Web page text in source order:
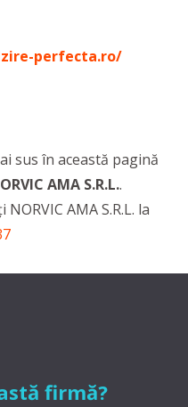
perfecta.ro/
sus în această pagină
AMA S.R.L..
AMA S.R.L. la
firmă?